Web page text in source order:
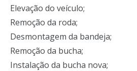
Elevação do veículo;
Remoção da roda;
Desmontagem da bandeja;
Remoção da bucha;
Instalação da bucha nova;